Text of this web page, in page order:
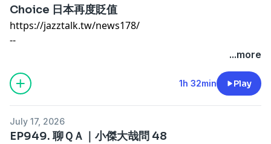
Choice 日本再度貶值
https://jazztalk.tw/news178/
--
...more
1h 32min Play
July 17, 2026
EP949. 聊ＱＡ｜小傑大哉問 48